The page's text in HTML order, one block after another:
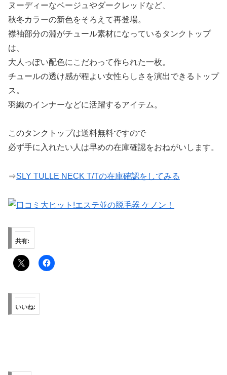
ヌーディーなベージュやダークレッドなど、
秋冬カラーの新色をそろえて再登場。
襟袖部分の淵がチュール素材になっているタンクトップ
は、
大人っぽい配色にこだわって作られた一枚。
チュールの透け感が程よい女性らしさを演出できるトップ
ス。
羽織のインナーなどに活躍するアイテム。
このタンクトップは送料無料ですので
必ず手に入れたい人は早めの在庫確認をおねがいします。
⇒SLY TULLE NECK T/Tの在庫確認をしてみる
共有:
いいね: